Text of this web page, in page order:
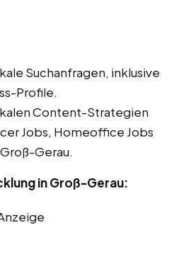
Suchanfragen, inklusive
Profile.
Content-Strategien
Jobs, Homeoffice Jobs
Gerau.
in Groß-Gerau: